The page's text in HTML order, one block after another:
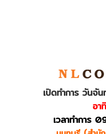
เปิดทำการ วันจัน
อา
เวลาทำการ